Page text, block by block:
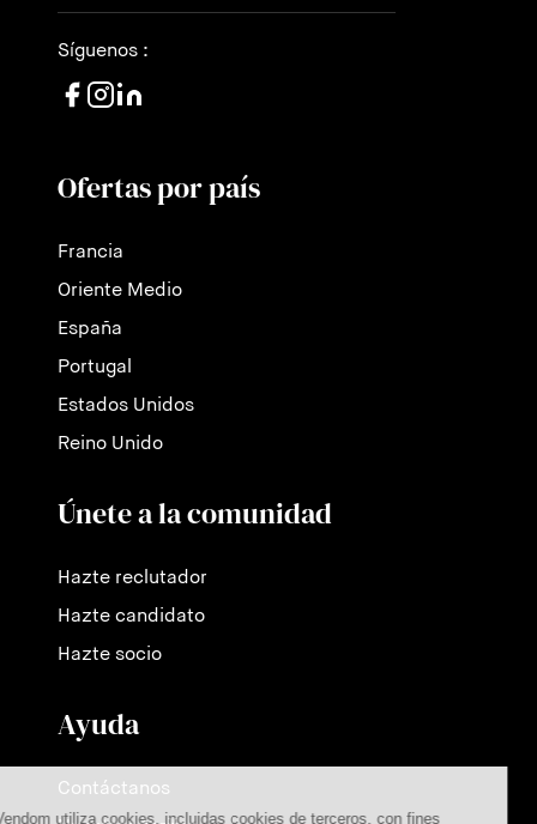
Síguenos :
Ofertas por país
Francia
Oriente Medio
España
Portugal
Estados Unidos
Reino Unido
Únete a la comunidad
Hazte reclutador
Hazte candidato
Hazte socio
Ayuda
Contáctanos